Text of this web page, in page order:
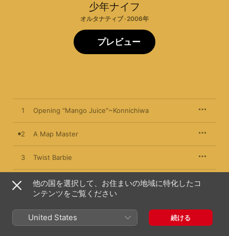
少年ナイフ
オルタナティブ · 2006年
プレビュー
1 Opening "Mango Juice"~Konnichiwa
2 A Map Master
3 Twist Barbie
4 Flying Jelly Attack
6 アニメ現象
他の国を選択して、お住まいの地域に特化したコ
ンテンツをご覧ください
United States 続ける